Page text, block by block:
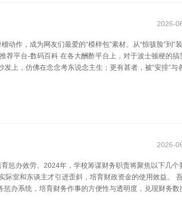
2026-
作，成为网友们最爱的“模样包”素材。从“惊骇脸”到“
荐平台-数码百科 在各大酬酢平台上，对于波士顿梗的搞
发上，仿佛在念念考东说念主生；更有甚者，被“安排”与
2026-
惩办效劳。2024年，学校筹谋财务职责将聚焦以下几个
室和东谈主才引进歪斜，培育财政资金的使用效益。
办系统，培育财务作事的方便性与透明度，兑现财务数